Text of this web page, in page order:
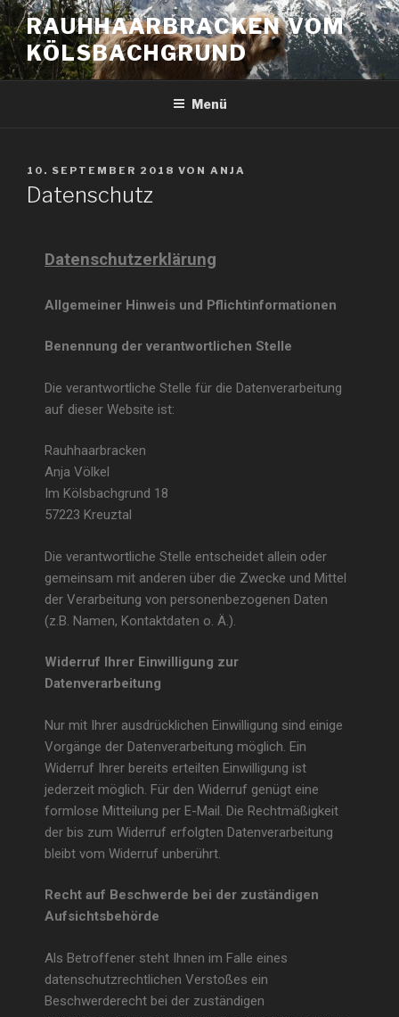
RAUHHAARBRACKEN VOM
KÖLSBACHGRUND
Menü
10. SEPTEMBER 2018 VON ANJA
Datenschutz
Datenschutzerklärung
Allgemeiner Hinweis und Pflichtinformationen
Benennung der verantwortlichen Stelle
Die verantwortliche Stelle für die Datenverarbeitung
auf dieser Website ist:
Rauhhaarbracken
Anja Völkel
Im Kölsbachgrund 18
57223 Kreuztal
Die verantwortliche Stelle entscheidet allein oder
gemeinsam mit anderen über die Zwecke und Mittel
der Verarbeitung von personenbezogenen Daten
(z.B. Namen, Kontaktdaten o. Ä.).
Widerruf Ihrer Einwilligung zur
Datenverarbeitung
Nur mit Ihrer ausdrücklichen Einwilligung sind einige
Vorgänge der Datenverarbeitung möglich. Ein
Widerruf Ihrer bereits erteilten Einwilligung ist
jederzeit möglich. Für den Widerruf genügt eine
formlose Mitteilung per E-Mail. Die Rechtmäßigkeit
der bis zum Widerruf erfolgten Datenverarbeitung
bleibt vom Widerruf unberührt.
Recht auf Beschwerde bei der zuständigen
Aufsichtsbehörde
Als Betroffener steht Ihnen im Falle eines
datenschutzrechtlichen Verstoßes ein
Beschwerderecht bei der zuständigen